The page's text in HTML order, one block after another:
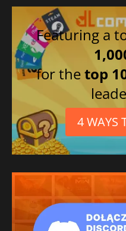
Featuring a
for thetop
4 WAYS